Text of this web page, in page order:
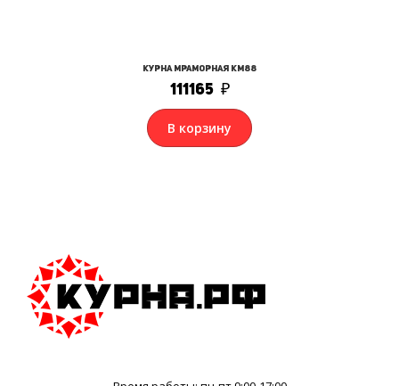
Курна мраморная КМ88
111165 ₽
В корзину